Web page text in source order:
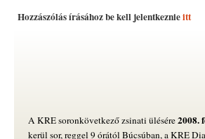
Hozzászólás írásához be kell jelentkeznieitt
A KRE soronkövetkező zsinati ülésére2008.
kerül sor, reggel 9 órától Búcsúban, a KRE